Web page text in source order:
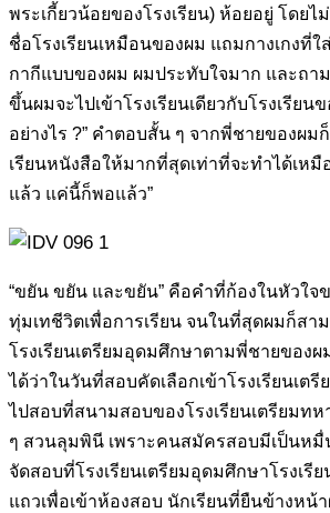
พระเกี้ยวน้อยของโรงเรียน) ห้อยอยู่ โดยไ
ชื่อโรงเรียนเหมือนของผม แถมกางเกงที่ใ
กากีแบบของผม ผมประทับใจมาก และถา
ขึ้นผมจะไปเข้าโรงเรียนเดียวกับโรงเรียน
อย่างไร ?” คำตอบสั้น ๆ จากพี่ชายของผม
เรียนหนังสือให้มากที่สุดเท่าที่จะทำได้เหมื
แล้ว แค่นี้ก็พอแล้ว”
“ขยัน ขยัน และขยัน” คือคำที่ก้องในหัวใจ
ทุ่มเทชีวิตเพื่อการเรียน จนในที่สุดผมก็สา
โรงเรียนเตรียมอุดมศึกษาตามพี่ชายของผ
ได้ว่าในวันที่สอบคัดเลือกเข้าโรงเรียนเตรี
ไปสอบที่สนามสอบของโรงเรียนเตรียมทห
ๆ สวนลุมพินี เพราะคนสมัครสอบมีเป็นห
จัดสอบที่โรงเรียนเตรียมอุดมศึกษาโรงเรีย
แถวเพื่อเข้าห้องสอบ นักเรียนที่ยืนข้างหน้า